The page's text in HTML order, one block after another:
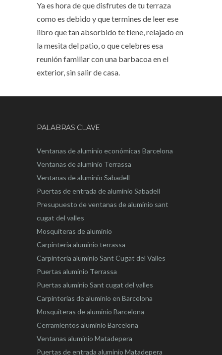
Ya es hora de que disfrutes de tu terraza
como es debido y que termines de leer ese
libro que tan absorbido te tiene, relajado en
la mesita del patio, o que celebres esa
reunión familiar con una barbacoa en el
exterior, sin salir de casa.
PALABRAS CLAVE
Ventanas de aluminio económicas Barcelona
Ventanas de aluminio Terrassa
Ventanas de aluminio Sabadell
Puertas de entrada de aluminio Sabadell
Presupuesto de ventanas de aluminio sant
cugat del valles
Mosquiteras de aluminio
Carpinteria aluminio terrassa
Carpinteria aluminio Sant Cugat del Valles
Puertas aluminio Terrassa
Puertas aluminio Sant cugat del valles
Carpinterias de aluminio en Barcelona
Mosquiteras de aluminio Barcelona
Cerramientos aluminio Barcelona
Ventanas aluminio Matadepera
Puertas de entrada aluminio Matadepera